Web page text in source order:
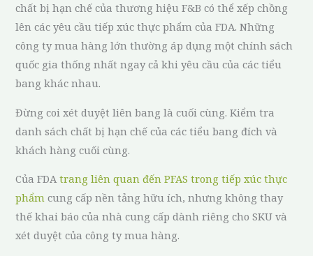
chất bị hạn chế của thương hiệu F&B có thể xếp chồng
lên các yêu cầu tiếp xúc thực phẩm của FDA. Những
công ty mua hàng lớn thường áp dụng một chính sách
quốc gia thống nhất ngay cả khi yêu cầu của các tiểu
bang khác nhau.
Đừng coi xét duyệt liên bang là cuối cùng. Kiểm tra
danh sách chất bị hạn chế của các tiểu bang đích và
khách hàng cuối cùng.
Của FDAtrang liên quan đến PFAS trong tiếp xúc thực
phẩm cung cấp nền tảng hữu ích, nhưng không thay
thế khai báo của nhà cung cấp dành riêng cho SKU và
xét duyệt của công ty mua hàng.